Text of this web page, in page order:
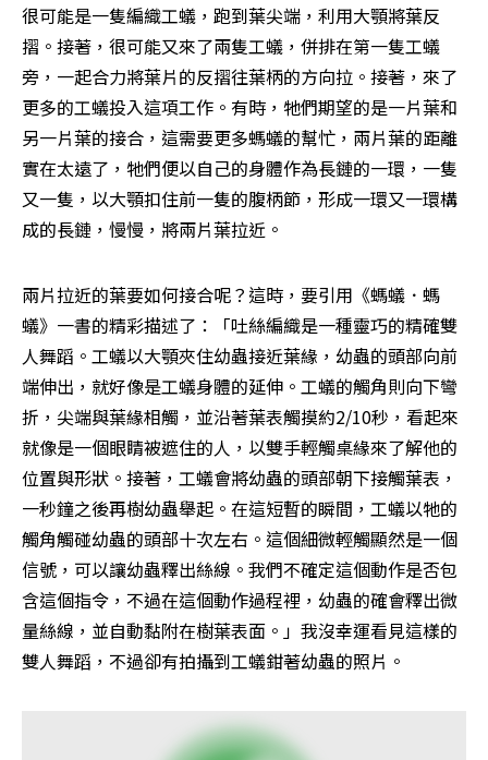
很可能是一隻編織工蟻，跑到葉尖端，利用大顎將葉反
摺。接著，很可能又來了兩隻工蟻，併排在第一隻工蟻
旁，一起合力將葉片的反摺往葉柄的方向拉。接著，來了
更多的工蟻投入這項工作。有時，牠們期望的是一片葉和
另一片葉的接合，這需要更多螞蟻的幫忙，兩片葉的距離
實在太遠了，牠們便以自己的身體作為長鏈的一環，一隻
又一隻，以大顎扣住前一隻的腹柄節，形成一環又一環構
成的長鏈，慢慢，將兩片葉拉近。
兩片拉近的葉要如何接合呢？這時，要引用《螞蟻．螞
蟻》一書的精彩描述了：「吐絲編織是一種靈巧的精確雙
人舞蹈。工蟻以大顎夾住幼蟲接近葉緣，幼蟲的頭部向前
端伸出，就好像是工蟻身體的延伸。工蟻的觸角則向下彎
折，尖端與葉緣相觸，並沿著葉表觸摸約2/10秒，看起來
就像是一個眼睛被遮住的人，以雙手輕觸桌緣來了解他的
位置與形狀。接著，工蟻會將幼蟲的頭部朝下接觸葉表，
一秒鐘之後再樹幼蟲舉起。在這短暫的瞬間，工蟻以牠的
觸角觸碰幼蟲的頭部十次左右。這個細微輕觸顯然是一個
信號，可以讓幼蟲釋出絲線。我們不確定這個動作是否包
含這個指令，不過在這個動作過程裡，幼蟲的確會釋出微
量絲線，並自動黏附在樹葉表面。」我沒幸運看見這樣的
雙人舞蹈，不過卻有拍攝到工蟻鉗著幼蟲的照片。